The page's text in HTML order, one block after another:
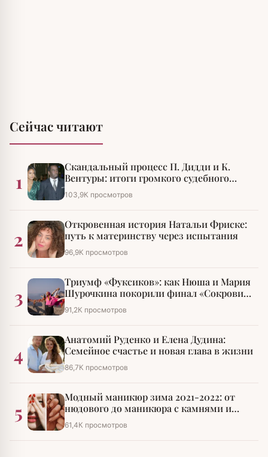
Сейчас читают
1
Скандальный процесс П. Дидди и К.
Вентуры: итоги громкого судебного
разбирательства
103,9К просмотров
2
Откровенная история Натальи Фриске:
путь к материнству через испытания
96,9К просмотров
3
Триумф «Фуксиков»: как Нюша и Мария
Шурочкина покорили финал «Сокровищ
императора»
91,2К просмотров
4
Анатомий Руденко и Елена Дудина:
Семейное счастье и новая глава в жизни
86,7К просмотров
5
Модный маникюр зима 2021-2022: от
нюдового до маникюра с камнями и
стразами
61,4К просмотров